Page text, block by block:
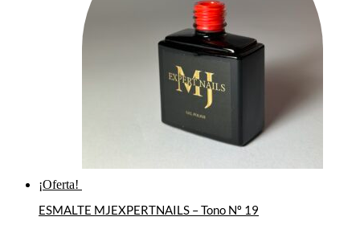
¡Oferta!
ESMALTE MJEXPERTNAILS – Tono Nº 19